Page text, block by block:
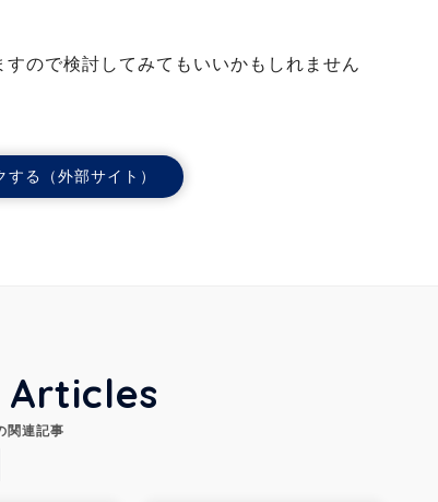
ので検討してみてもいいかもしれません
る（外部サイト）
関連記事